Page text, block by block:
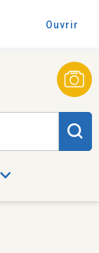
Ouvrir